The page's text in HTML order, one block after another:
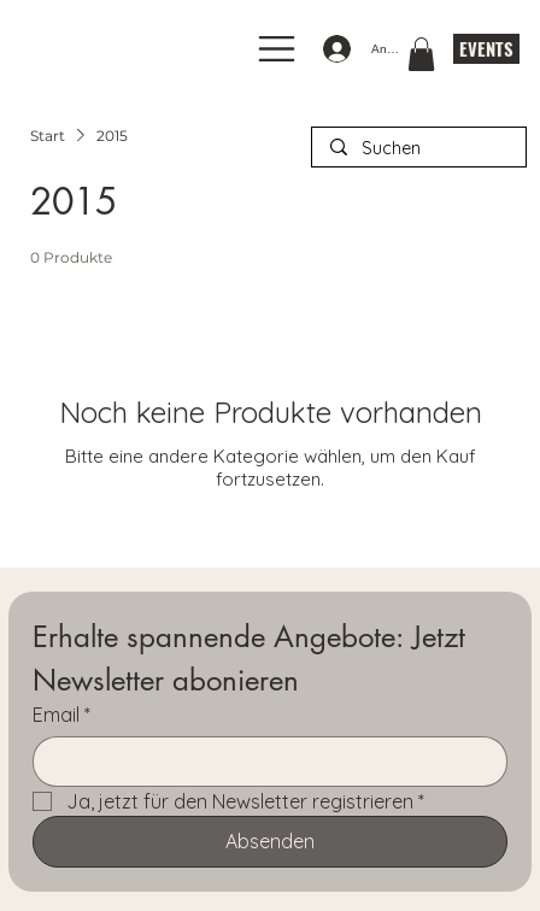
EVENTS
Anmelden
Start 2015
2015
0 Produkte
Noch keine Produkte vorhanden
Bitte eine andere Kategorie wählen, um den Kauf
fortzusetzen.
Erhalte spannende Angebote: Jetzt
Newsletter abonieren
Email *
Ja, jetzt für den Newsletter registrieren *
Absenden